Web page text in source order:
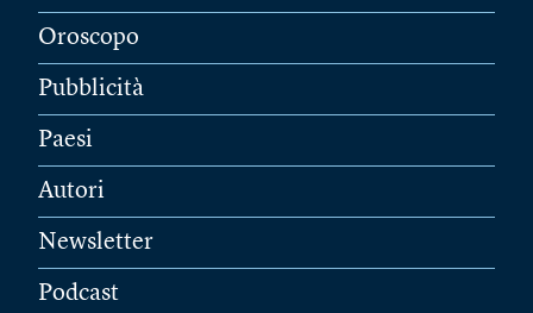
Oroscopo
Pubblicità
Paesi
Autori
Newsletter
Podcast